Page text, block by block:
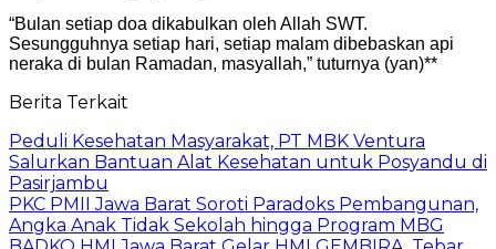
“Bulan setiap doa dikabulkan oleh Allah SWT.
Sesungguhnya setiap hari, setiap malam dibebaskan api
neraka di bulan Ramadan, masyallah,” tuturnya (yan)**
Berita Terkait
Peduli Kesehatan Masyarakat, PT MBK Ventura
Salurkan Bantuan Alat Kesehatan untuk Posyandu di
Pasirjambu
PKC PMII Jawa Barat Soroti Paradoks Pembangunan,
Angka Anak Tidak Sekolah hingga Program MBG